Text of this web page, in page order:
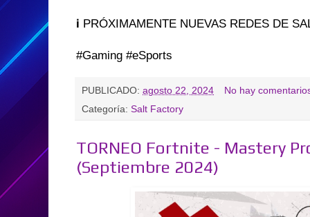
ℹ️ PRÓXIMAMENTE NUEVAS REDES DE
#Gaming #eSports
PUBLICADO: agosto 22, 2024
No hay
Categoría: Salt Factory
TORNEO Fortnite - Mastery
(Septiembre 2024)